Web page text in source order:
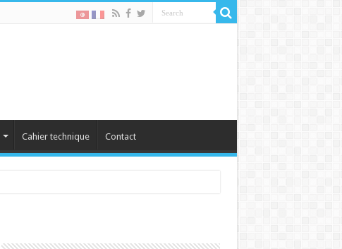
Cahier technique Contact